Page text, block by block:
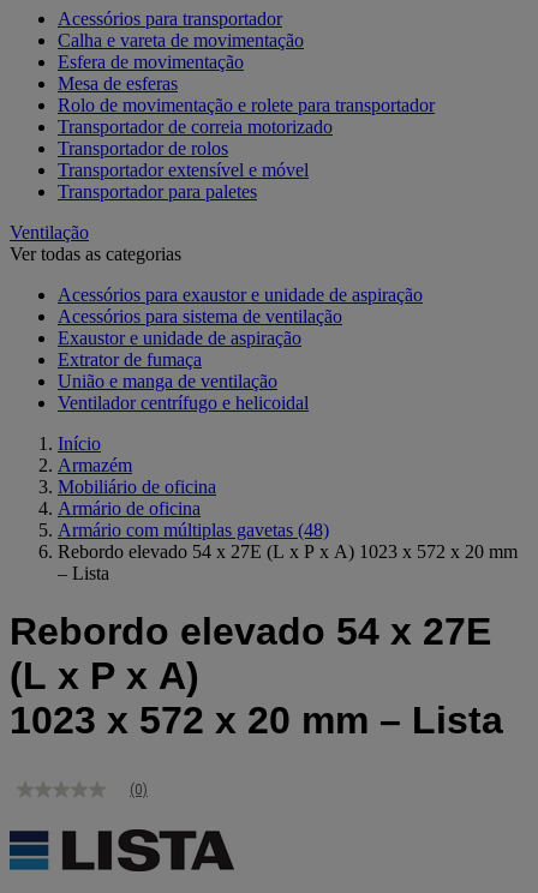
Acessórios para transportador
Calha e vareta de movimentação
Esfera de movimentação
Mesa de esferas
Rolo de movimentação e rolete para transportador
Transportador de correia motorizado
Transportador de rolos
Transportador extensível e móvel
Transportador para paletes
Ventilação
Ver todas as categorias
Acessórios para exaustor e unidade de aspiração
Acessórios para sistema de ventilação
Exaustor e unidade de aspiração
Extrator de fumaça
União e manga de ventilação
Ventilador centrífugo e helicoidal
Início
Armazém
Mobiliário de oficina
Armário de oficina
Armário com múltiplas gavetas (48)
Rebordo elevado 54 x 27E (L x P x A) 1023 x 572 x 20 mm
– Lista
Rebordo elevado 54 x 27E
(L x P x A)
1023 x 572 x 20 mm – Lista
Sem
de
classificação
Link
(0)